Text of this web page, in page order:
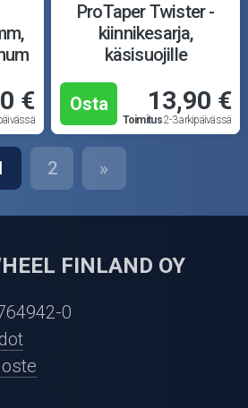
€
ProTaper Twister -
kiinnikesarja,
käsisuojille
Osta 13,90 €
Toimitus2-3 arkipäivässä
2 »
FINLAND OY
0